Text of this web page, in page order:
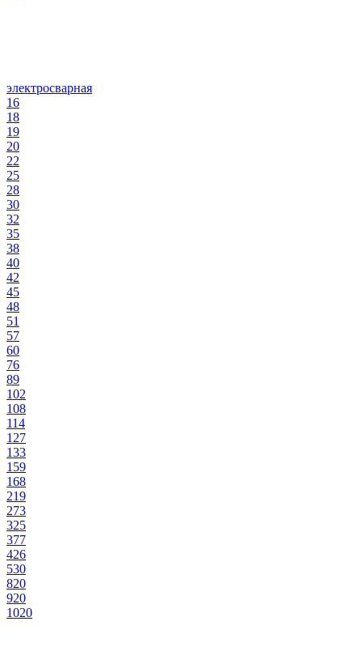
электросварная
16
18
19
20
22
25
28
30
32
35
38
40
42
45
48
51
57
60
76
89
102
108
114
127
133
159
168
219
273
325
377
426
530
820
920
1020